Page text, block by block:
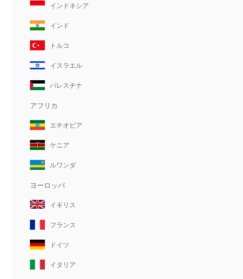
インドネシア
インド
トルコ
イスラエル
パレスチナ
アフリカ
エチオピア
ケニア
ルワンダ
ヨーロッパ
イギリス
フランス
ドイツ
イタリア